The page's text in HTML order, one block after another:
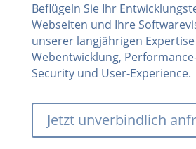
Beflügeln Sie Ihr
Webseiten und Ihre
unserer langjährigen
Webentwicklung,
Security und User-Experience.
Jetzt unverbindlich